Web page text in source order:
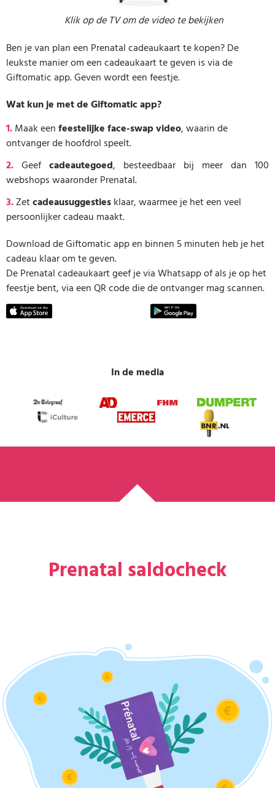
Ben je van plan een Prenatal cadeaukaart te kopen? De
leukste manier om een cadeaukaart te geven is via de
Giftomatic app. Geven wordt een feestje.
Wat kun je met de Giftomatic app?
1.Maak eenfeestelijke face-swap video, waarin de
ontvanger de hoofdrol speelt.
2. Geef cadeautegoed, besteedbaar bij meer dan 100
webshops waaronder Prenatal.
3.Zetcadeausuggestiesklaar, waarmee je het een veel
persoonlijker cadeau maakt.
Download de Giftomatic app en binnen 5 minuten heb je het
cadeau klaar om te geven.
De Prenatal cadeaukaart geef je via Whatsapp of als je op het
feestje bent, via een QR code die de ontvanger mag scannen.
Klik op de TV om de video te bekijken
In de media
Prenatal saldocheck